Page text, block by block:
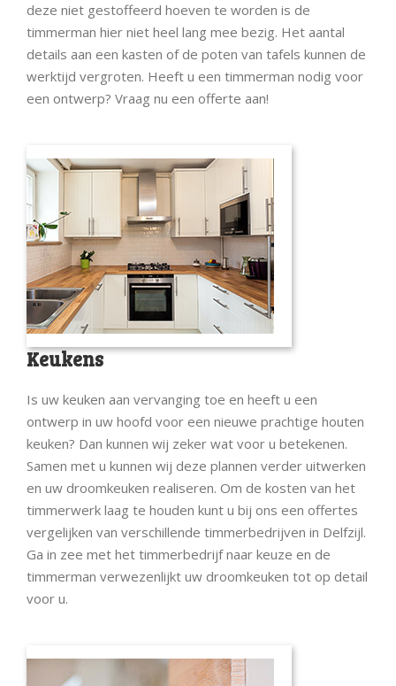
deze niet gestoffeerd hoeven te worden is de
timmerman hier niet heel lang mee bezig. Het aantal
details aan een kasten of de poten van tafels kunnen de
werktijd vergroten. Heeft u een timmerman nodig voor
een ontwerp? Vraag nu een offerte aan!
Keukens
Is uw keuken aan vervanging toe en heeft u een
ontwerp in uw hoofd voor een nieuwe prachtige houten
keuken? Dan kunnen wij zeker wat voor u betekenen.
Samen met u kunnen wij deze plannen verder uitwerken
en uw droomkeuken realiseren. Om de kosten van het
timmerwerk laag te houden kunt u bij ons een offertes
vergelijken van verschillende timmerbedrijven in Delfzijl.
Ga in zee met het timmerbedrijf naar keuze en de
timmerman verwezenlijkt uw droomkeuken tot op detail
voor u.